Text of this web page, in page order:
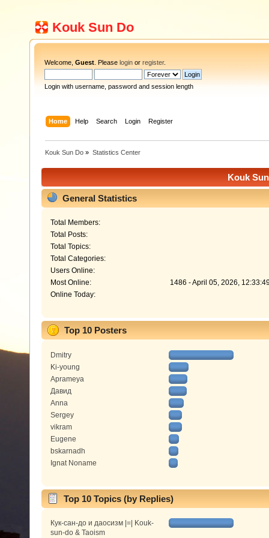
Kouk Sun Do
Welcome, Guest . Please login or register.
Login with username, password and session length
Home Help Search Login Register
Kouk Sun Do » Statistics Center
Kouk
General Statistics
Total Members:
Total Posts:
Total Topics:
Total Categories:
Users Online:
Most Online:
1486 - April 05, 2026,
Online Today:
Top 10 Posters
Dmitry
Ki-young
Aprameya
Давид
Anna
Sergey
vikram
Eugene
bskarnadh
Ignat Noname
Top 10 Topics (by Replies)
Кук-сан-до и даосизм |=| Kouk-
sun-do & Taoism